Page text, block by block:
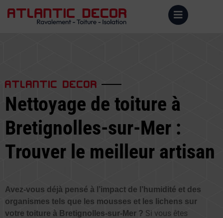
ATLANTIC DECOR
Nettoyage de toiture à
Bretignolles-sur-Mer :
Trouver le meilleur artisan
Avez-vous déjà pensé à l’impact de l’humidité et des
organismes tels que les mousses et les lichens sur
votre toiture à Bretignolles-sur-Mer ? Si vous êtes